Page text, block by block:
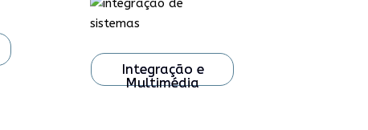
Integração e
Multimédia